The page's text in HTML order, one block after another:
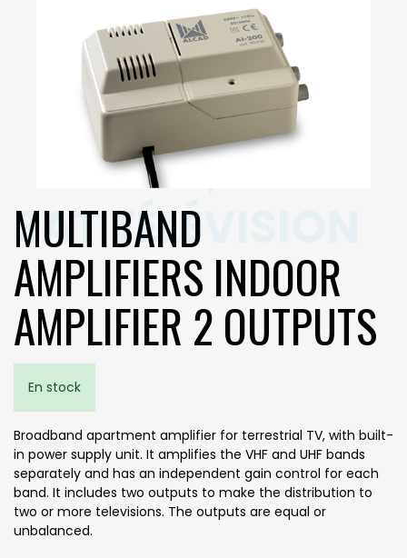
MULTIBAND
AMPLIFIERS INDOOR
AMPLIFIER 2 OUTPUTS
En stock
Broadband apartment amplifier for terrestrial TV, with built-
in power supply unit. It amplifies the VHF and UHF bands
separately and has an independent gain control for each
band. It includes two outputs to make the distribution to
two or more televisions. The outputs are equal or
unbalanced.